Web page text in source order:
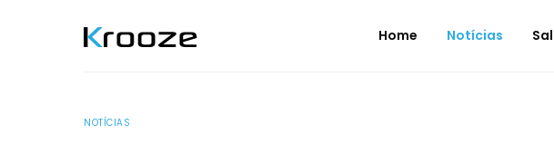
Home Notícias
NOTÍCIAS